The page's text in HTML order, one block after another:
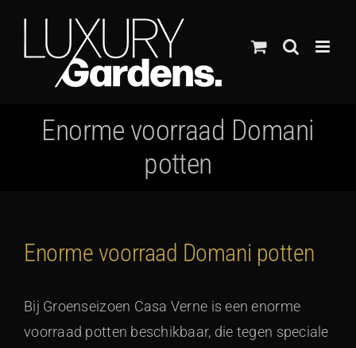
inhoud
Enorme voorraad Domani
potten
Enorme voorraad Domani potten
Bij Groenseizoen Casa Verne is een enorme
voorraad potten beschikbaar, die tegen speciale